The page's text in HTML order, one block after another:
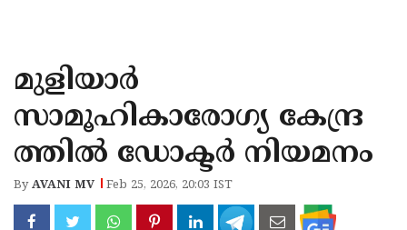
KANNUR
KASARAGOD
മുളിയാര്‍
സാമൂഹികാരോഗ്യ കേന്ദ്ര
ത്തിൽ ഡോക്ടര്‍ നിയമനം
ByAVANI MV Feb 25, 2026, 20:03 IST